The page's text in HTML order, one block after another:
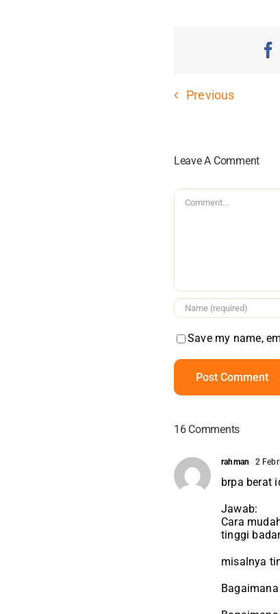
Previous
16 Comments
rahman 2
brpa berat
Jawab:
Cara
tinggi
misalnya
Leave A Comment
Comment
Save my name,